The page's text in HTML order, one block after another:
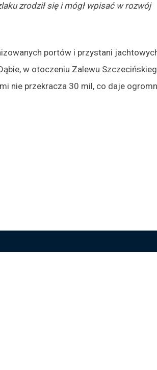
zrodził się i mógł wpisać w rozwój
portów i przystani
w otoczeniu Zalewu
nie przekracza 30 mil, co daje